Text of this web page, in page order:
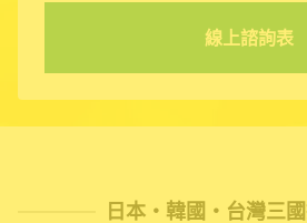
線上諮詢表
日本・韓國・台灣三